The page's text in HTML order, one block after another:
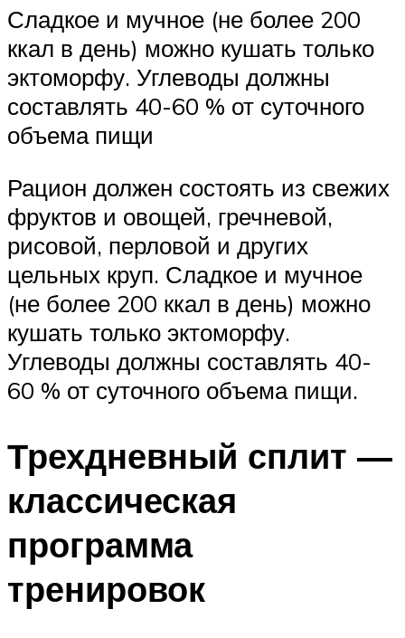
Сладкое и мучное (не более 200
ккал в день) можно кушать только
эктоморфу. Углеводы должны
составлять 40-60 % от суточного
объема пищи
Рацион должен состоять из свежих
фруктов и овощей, гречневой,
рисовой, перловой и других
цельных круп. Сладкое и мучное
(не более 200 ккал в день) можно
кушать только эктоморфу.
Углеводы должны составлять 40-
60 % от суточного объема пищи.
Трехдневный сплит —
классическая
программа
тренировок